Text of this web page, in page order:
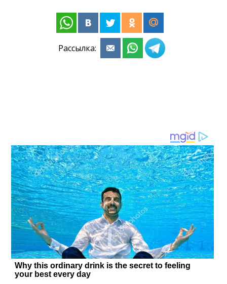
Рассылка: